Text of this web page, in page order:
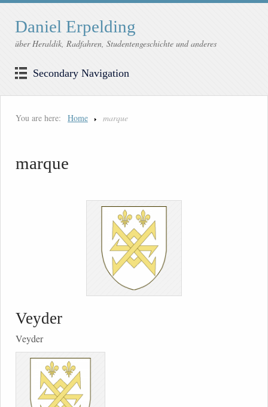
Daniel Erpelding
über Heraldik, Radfahren, Studentengeschichte und anderes
Secondary Navigation
You are here: Home marque
marque
Veyder
Veyder